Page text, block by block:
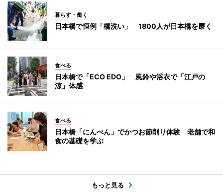
暮らす・働く
日本橋で恒例「橋洗い」 1800人が日本橋を磨く
食べる
日本橋で「ECO EDO」 風鈴や浴衣で「江戸の
涼」体感
食べる
日本橋「にんべん」でかつお節削り体験 老舗で和
食の基礎を学ぶ
もっと見る